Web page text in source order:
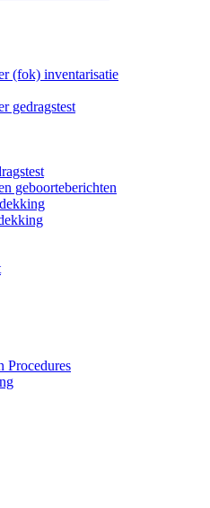
(fok) inventarisatie
gedragstest
geboorteberichten
Procedures